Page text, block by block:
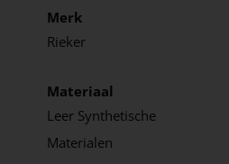
Merk
Rieker
Materiaal
Leer Synthetische
Materialen